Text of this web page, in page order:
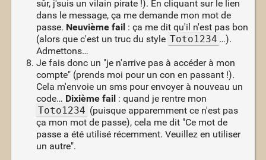
sûr, j'suis un vilain pirate !). En cliquant sur le lien
dans le message, ça me demande mon mot de
passe. Neuvième fail: ça me dit qu'il n'est pas bon
(alors que c'est un truc du style Toto1234 …).
Admettons…
Je fais donc un "je n'arrive pas à accéder à mon
compte" (prends moi pour un con en passant !).
Cela m'envoie un sms pour envoyer à nouveau un
code… Dixième fail: quand je rentre mon
Toto1234 (puisque apparemment ce n'est pas
ça mon mot de passe), cela me dit "Ce mot de
passe a été utilisé récemment. Veuillez en utiliser
un autre".